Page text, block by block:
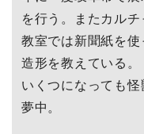
を行う。またカルチ
教室では新聞紙を使
造形を教えている。
いくつになっても怪
夢中。